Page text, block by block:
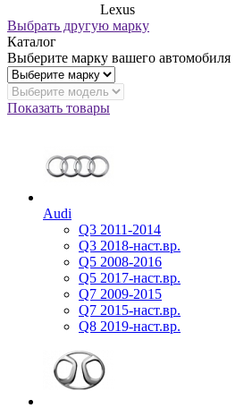
Lexus
Выбрать другую марку
Каталог
Выберите марку вашего автомобиля
Показать товары
Audi
Q3 2011-2014
Q3 2018-наст.вр.
Q5 2008-2016
Q5 2017-наст.вр.
Q7 2009-2015
Q7 2015-наст.вр.
Q8 2019-наст.вр.